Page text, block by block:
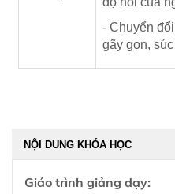
- Chuyển
gãy gọn,
NỘI DUNG KHÓA HỌC
Giáo trình giảng dạy: